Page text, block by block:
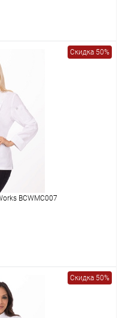
Скидка 50%
BCWMC007
Скидка 50%